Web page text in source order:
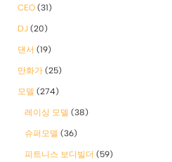
CEO (31)
DJ (20)
댄서 (19)
만화가 (25)
모델 (274)
레이싱 모델 (38)
슈퍼모델 (36)
피트니스 보디빌더 (59)